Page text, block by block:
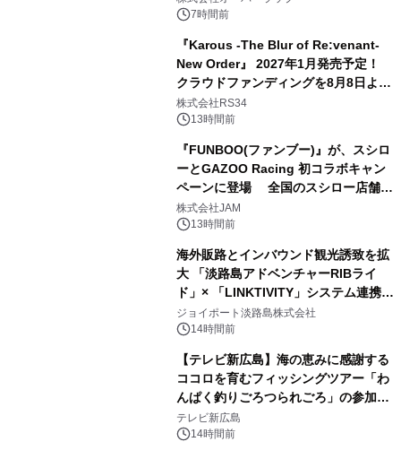
ルアートブック』の発売決定！ 2026
7時間前
『Karous -The Blur of Re:venant-
New Order』 2027年1月発売予定！
クラウドファンディングを8月8日より
開始
株式会社RS34
13時間前
『FUNBOO(ファンブー)』が、スシロ
ーとGAZOO Racing 初コラボキャン
ペーンに登場 全国のスシロー店舗で
GR 4車種の FUNBOO(ミニカー)付き
メニューが展開されます
株式会社JAM
13時間前
海外販路とインバウンド観光誘致を拡
大 「淡路島アドベンチャーRIBライ
ド」× 「LINKTIVITY」システム連携を
開始！
ジョイポート淡路島株式会社
14時間前
【テレビ新広島】海の恵みに感謝する
ココロを育むフィッシングツアー「わ
んぱく釣りごろつられごろ」の参加小
学生を募集
テレビ新広島
14時間前